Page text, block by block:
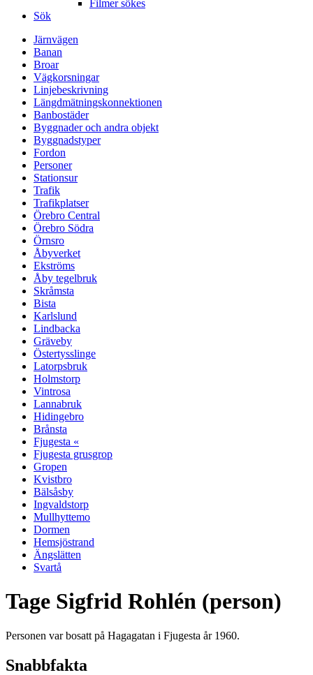
Filmer sökes
Sök
Järnvägen
Banan
Broar
Vägkorsningar
Linjebeskrivning
Längdmätningskonnektionen
Banbostäder
Byggnader och andra objekt
Byggnadstyper
Fordon
Personer
Stationsur
Trafik
Trafikplatser
Örebro Central
Örebro Södra
Örnsro
Åbyverket
Ekströms
Åby tegelbruk
Skråmsta
Bista
Karlslund
Lindbacka
Gräveby
Östertysslinge
Latorpsbruk
Holmstorp
Vintrosa
Lannabruk
Hidingebro
Brånsta
Fjugesta «
Fjugesta grusgrop
Gropen
Kvistbro
Bälsåsby
Ingvaldstorp
Mullhyttemo
Dormen
Hemsjöstrand
Ängslätten
Svartå
Tage Sigfrid Rohlén (person)
Personen var bosatt på Hagagatan i Fjugesta år 1960.
Snabbfakta